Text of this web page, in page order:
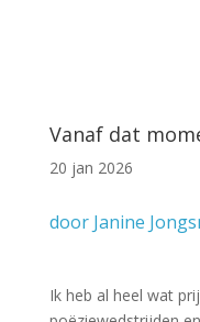
Vanaf dat
20 jan 2026
door Janine
Ik heb al heel wat